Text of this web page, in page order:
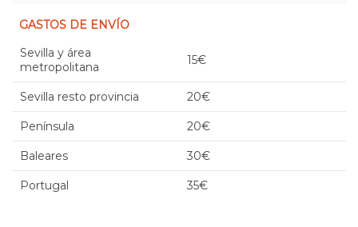
GASTOS DE ENVÍO
Sevilla y área
metropolitana
15€
Sevilla resto provincia 20€
Península 20€
Baleares 30€
Portugal 35€